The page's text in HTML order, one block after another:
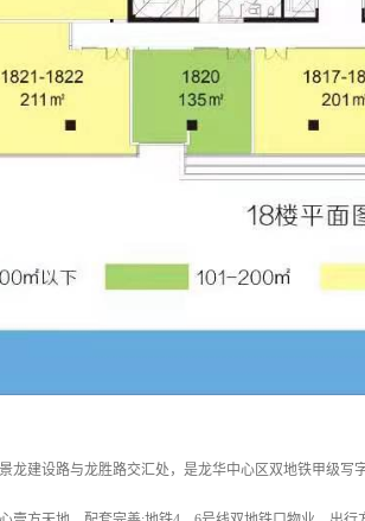
龙建设路与龙胜路交汇处，是龙华中心区双地铁甲级